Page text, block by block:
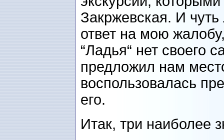
Закржевская. И
ответ на мою
“Ладья“ нет своего
предложил нам
воспользовалась
его.
Итак, три наиболее